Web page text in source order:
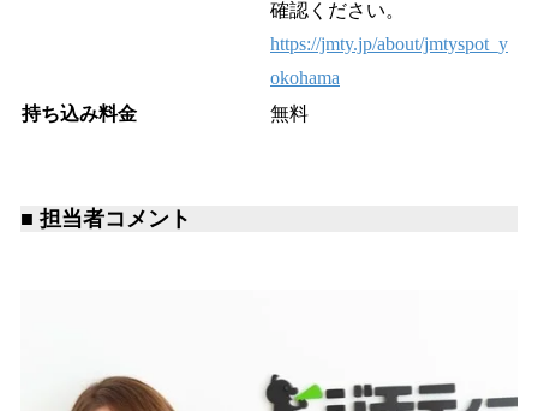
確認ください。
https://jmty.jp/about/jmtyspot_y
okohama
持ち込み料金
無料
■ 担当者コメント